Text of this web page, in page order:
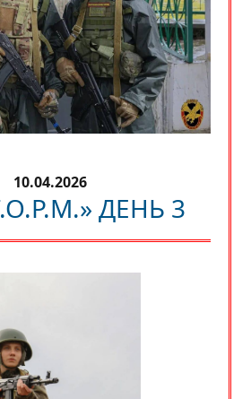
10.04.2026
ДЕНЬ 3